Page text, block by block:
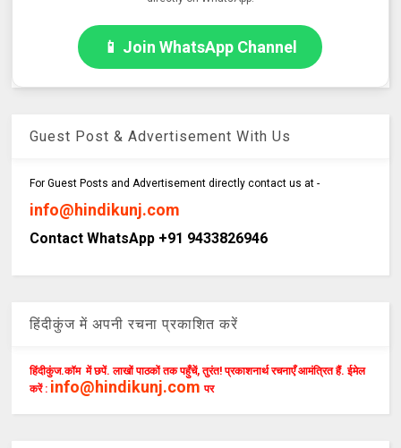
📱 Join WhatsApp Channel
Guest Post & Advertisement With Us
For Guest Posts and Advertisement directly contact us at -
info@hindikunj.com
Contact WhatsApp +91 9433826946
हिंदीकुंज में अपनी रचना प्रकाशित करें
हिंदीकुंज.कॉम में छपें. लाखों पाठकों तक पहुँचें, तुरंत! प्रकाशनार्थ रचनाएँ आमंत्रित हैं. ईमेल
करें : info@hindikunj.com पर